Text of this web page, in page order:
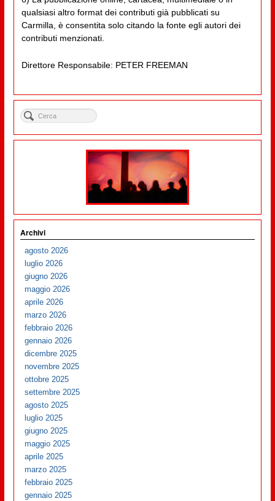
qualsiasi altro format dei contributi già pubblicati su
Carmilla, è consentita solo citando la fonte egli autori dei
contributi menzionati.
Direttore Responsabile: PETER FREEMAN
Archivi
agosto 2026
luglio 2026
giugno 2026
maggio 2026
aprile 2026
marzo 2026
febbraio 2026
gennaio 2026
dicembre 2025
novembre 2025
ottobre 2025
settembre 2025
agosto 2025
luglio 2025
giugno 2025
maggio 2025
aprile 2025
marzo 2025
febbraio 2025
gennaio 2025